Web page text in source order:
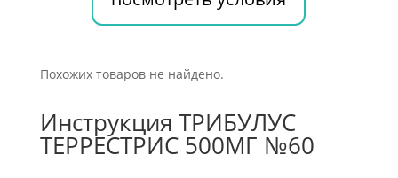
Похожих товаров не найдено.
Инструкция ТРИБУЛУС
ТЕРРЕСТРИС 500МГ №60